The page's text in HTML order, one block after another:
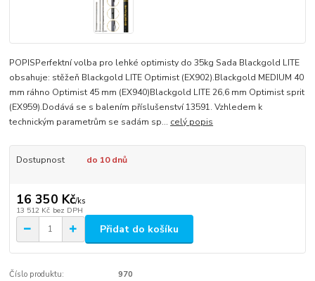
POPISPerfektní volba pro lehké optimisty do 35kg Sada Blackgold LITE
obsahuje: stěžeň Blackgold LITE Optimist (EX902).Blackgold MEDIUM 40
mm ráhno Optimist 45 mm (EX940)Blackgold LITE 26,6 mm Optimist sprit
(EX959).Dodává se s balením příslušenství 13591. Vzhledem k
technickým parametrům se sadám sp... celý popis
Dostupnost do 10 dnů
16 350 Kč/ks
13 512 Kč bez DPH
Přidat do košíku
Číslo produktu: 970